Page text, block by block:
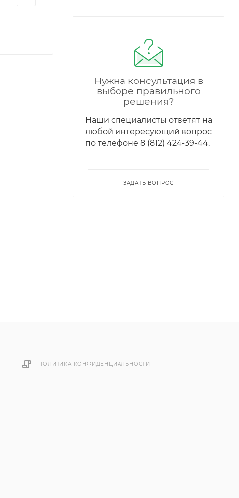
Нужна консультация в
выборе правильного
решения?
Наши специалисты ответят на
любой интересующий вопрос
по телефонe 8 (812) 424-39-44.
ЗАДАТЬ ВОПРОС
ПОЛИТИКА КОНФИДЕНЦИАЛЬНОСТИ